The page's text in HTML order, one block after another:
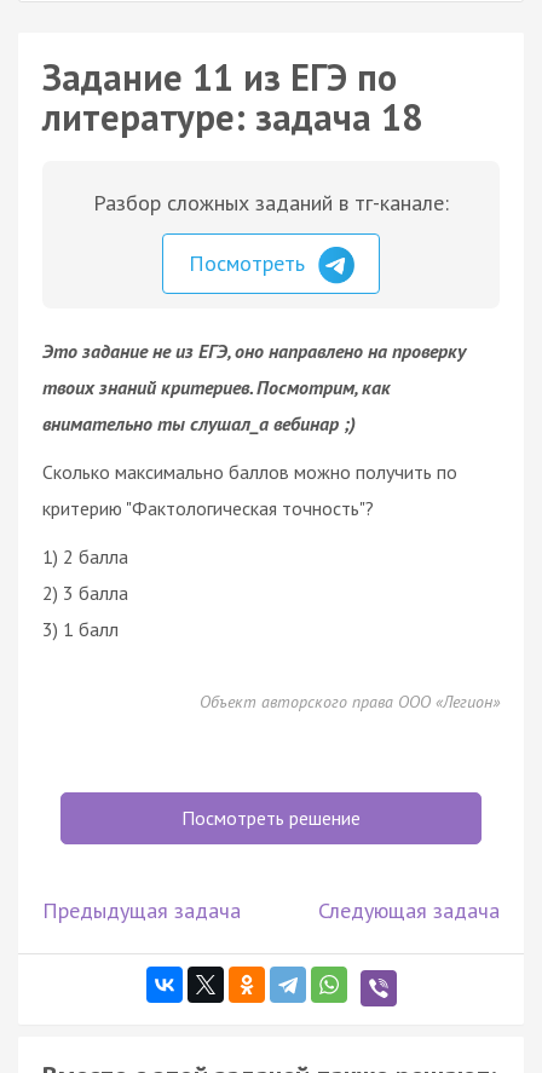
Задание 11 из ЕГЭ по
литературе: задача 18
Разбор сложных заданий в тг-канале:
Посмотреть
Это задание не из ЕГЭ, оно направлено на проверку
твоих знаний критериев. Посмотрим, как
внимательно ты слушал_а вебинар ;)
Сколько максимально баллов можно получить по
критерию "Фактологическая точность"?
1) 2 балла
2) 3 балла
3) 1 балл
Объект авторского права ООО «Легион»
Посмотреть решение
Предыдущая задача Следующая задача